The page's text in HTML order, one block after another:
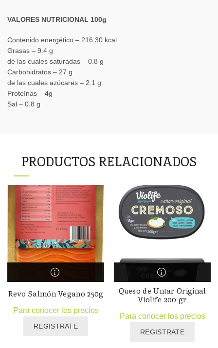
VALORES NUTRICIONAL 100g
Contenido energético – 216.30 kcal
Grasas – ‎9.4 g
de las cuales saturadas – ‎0.8 g
Carbohidratos – ‎27 g
de las cuales azúcares – 2.1 g
Proteínas – ‎4g
Sal – ‎0.8 g
PRODUCTOS RELACIONADOS
Revo Salmón Vegano 250g
Para conocer los precios
REGISTRATE
Queso de Untar Original
Violife 200 gr
Para conocer los precios
REGISTRATE